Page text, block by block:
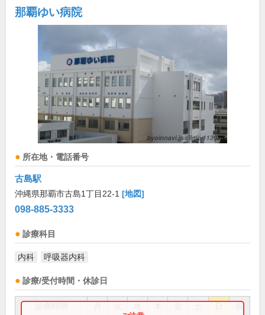
那覇ゆい病院
所在地・電話番号
古島駅
沖縄県那覇市古島1丁目22-1 [地図]
098-885-3333
診療科目
内科 呼吸器内科
診療/受付時間・休診日
祝